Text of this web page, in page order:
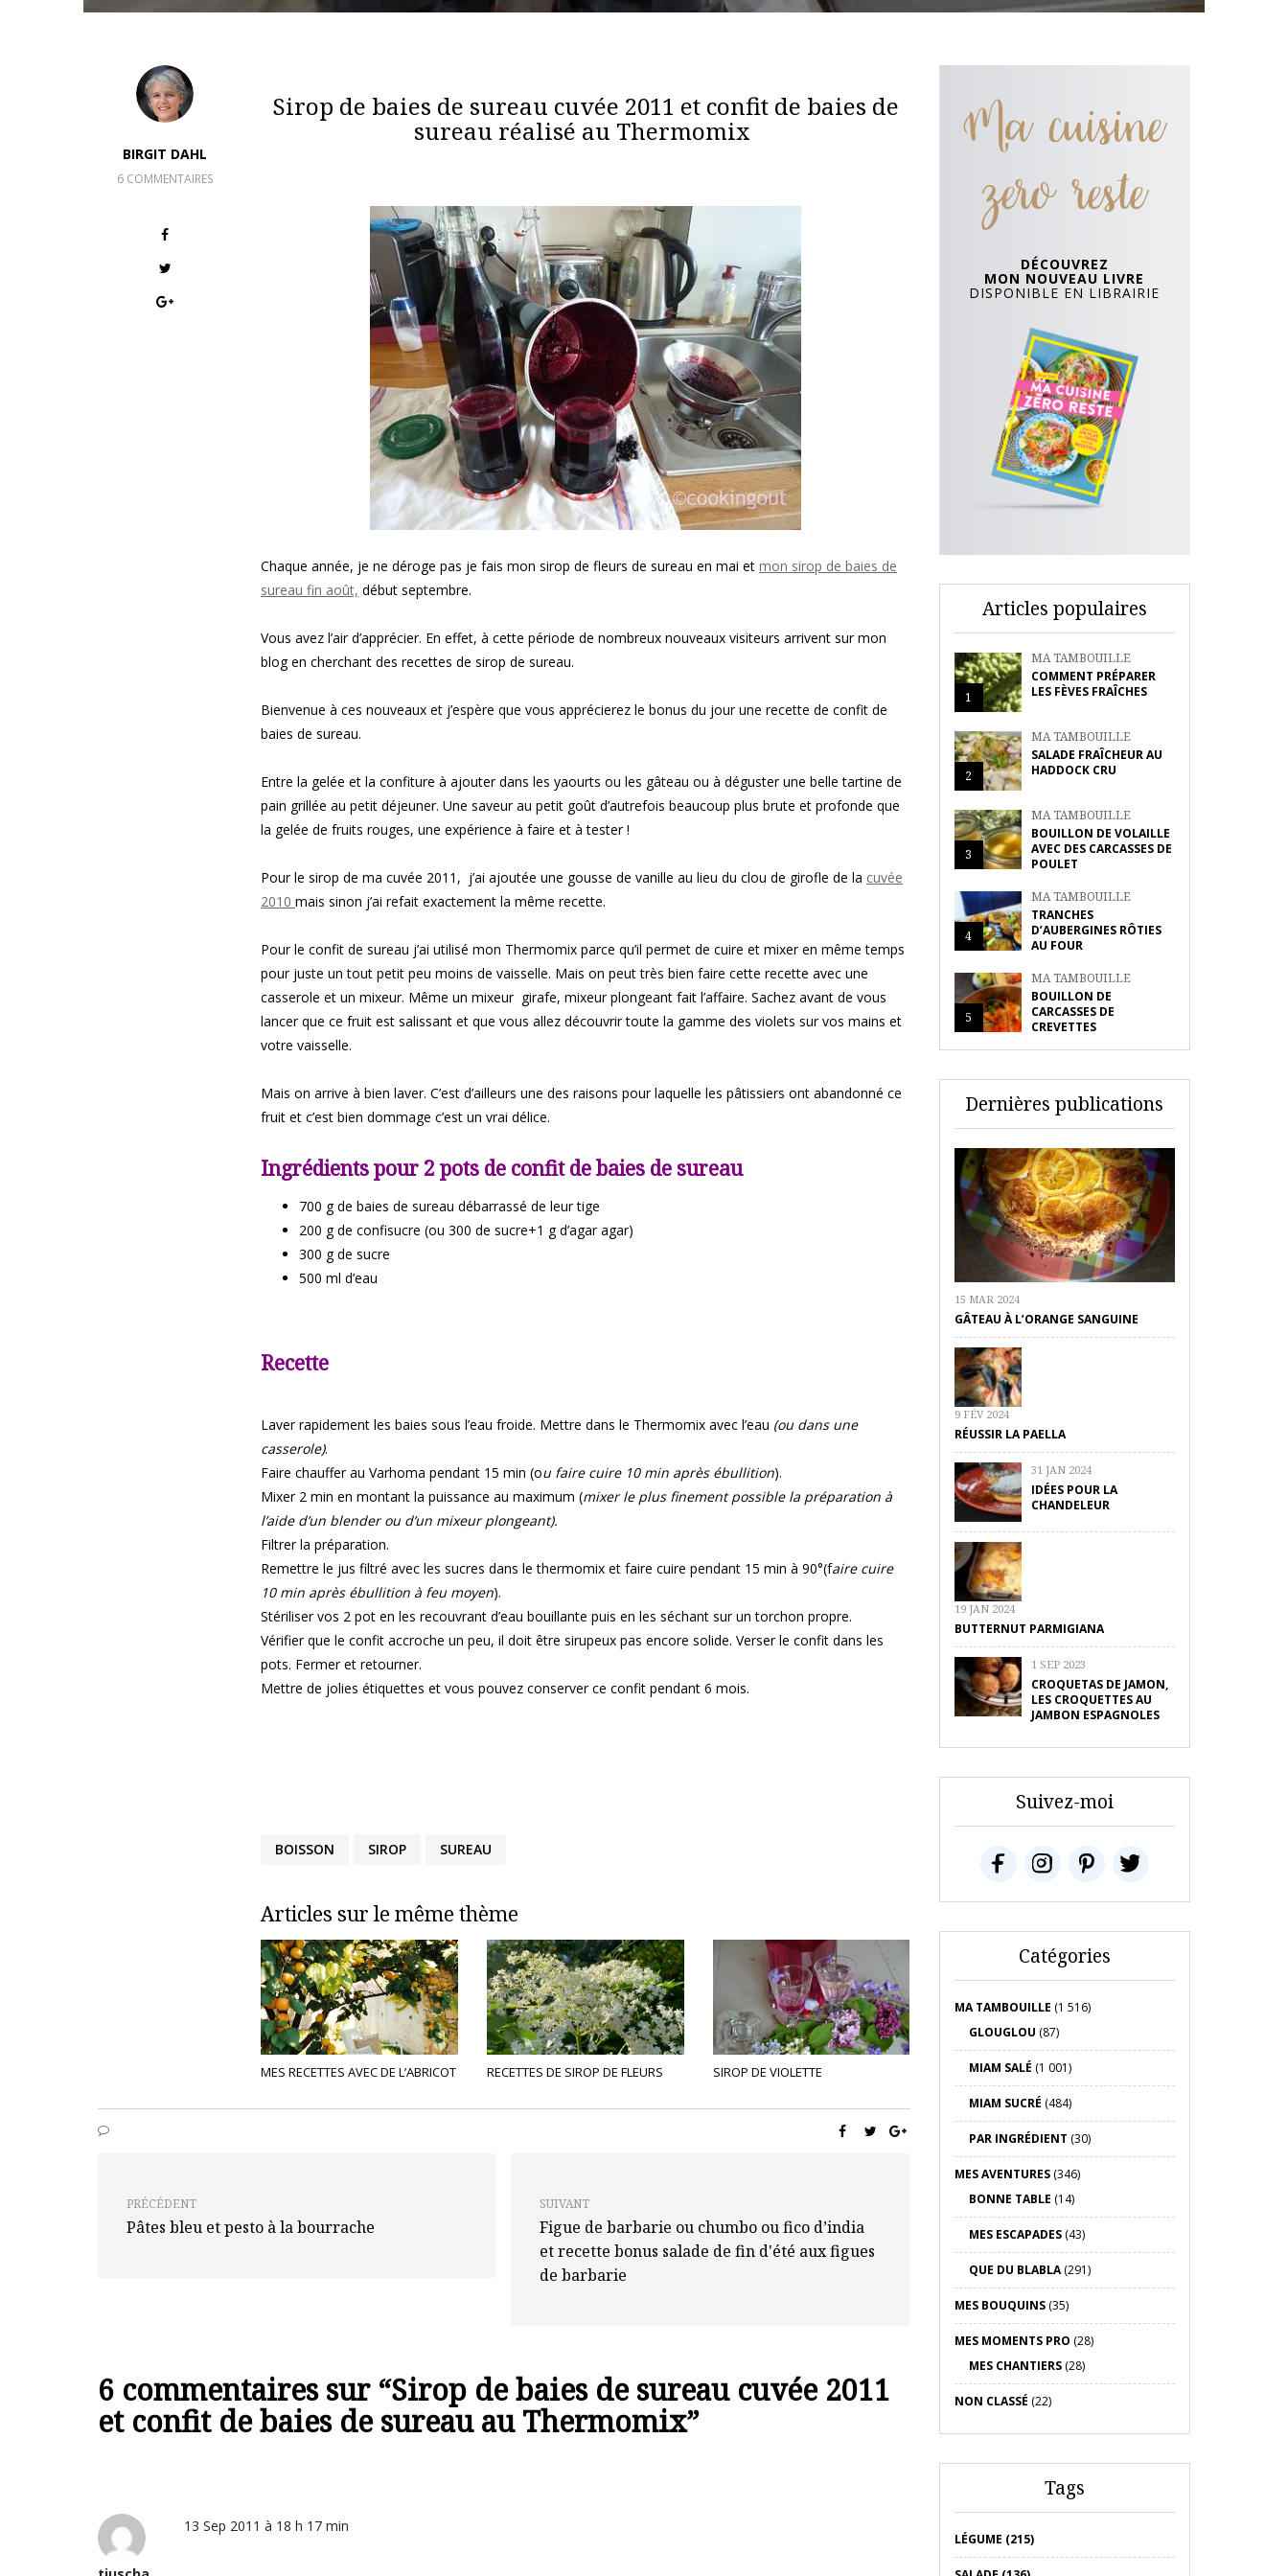
BIRGIT DAHL
6 COMMENTAIRES
Sirop de baies de sureau cuvée 2011 et confit de baies de
sureau réalisé au Thermomix
Chaque année, je ne déroge pas je fais mon sirop de fleurs de sureau en mai et mon sirop de baies de
sureau fin août, début septembre.
Vous avez l’air d’apprécier. En effet, à cette période de nombreux nouveaux visiteurs arrivent sur mon
blog en cherchant des recettes de sirop de sureau.
Bienvenue à ces nouveaux et j’espère que vous apprécierez le bonus du jour une recette de confit de
baies de sureau.
Entre la gelée et la confiture à ajouter dans les yaourts ou les gâteau ou à déguster une belle tartine de
pain grillée au petit déjeuner. Une saveur au petit goût d’autrefois beaucoup plus brute et profonde que
la gelée de fruits rouges, une expérience à faire et à tester !
Pour le sirop de ma cuvée 2011, j’ai ajoutée une gousse de vanille au lieu du clou de girofle de la cuvée
2010 mais sinon j’ai refait exactement la même recette.
Pour le confit de sureau j’ai utilisé mon Thermomix parce qu’il permet de cuire et mixer en même temps
pour juste un tout petit peu moins de vaisselle. Mais on peut très bien faire cette recette avec une
casserole et un mixeur. Même un mixeur girafe, mixeur plongeant fait l’affaire. Sachez avant de vous
lancer que ce fruit est salissant et que vous allez découvrir toute la gamme des violets sur vos mains et
votre vaisselle.
Mais on arrive à bien laver. C’est d’ailleurs une des raisons pour laquelle les pâtissiers ont abandonné ce
fruit et c’est bien dommage c’est un vrai délice.
Ingrédients pour 2 pots de confit de baies de sureau
700 g de baies de sureau débarrassé de leur tige
200 g de confisucre (ou 300 de sucre+1 g d’agar agar)
300 g de sucre
500 ml d’eau
Recette
Laver rapidement les baies sous l’eau froide. Mettre dans le Thermomix avec l’eau (ou dans une
casserole).
Faire chauffer au Varhoma pendant 15 min (ou faire cuire 10 min après ébullition).
Mixer 2 min en montant la puissance au maximum (mixer le plus finement possible la préparation à
l’aide d’un blender ou d’un mixeur plongeant).
Filtrer la préparation.
Remettre le jus filtré avec les sucres dans le thermomix et faire cuire pendant 15 min à 90°(faire cuire
10 min après ébullition à feu moyen).
Stériliser vos 2 pot en les recouvrant d’eau bouillante puis en les séchant sur un torchon propre.
Vérifier que le confit accroche un peu, il doit être sirupeux pas encore solide. Verser le confit dans les
pots. Fermer et retourner.
Mettre de jolies étiquettes et vous pouvez conserver ce confit pendant 6 mois.
BOISSON SIROP SUREAU
Articles sur le même thème
MES RECETTES AVEC DE L’ABRICOT RECETTES DE SIROP DE FLEURS SIROP DE VIOLETTE
PRÉCÉDENT
Pâtes bleu et pesto à la bourrache
SUIVANT
Figue de barbarie ou chumbo ou fico d’india
et recette bonus salade de fin d'été aux figues
de barbarie
6 commentaires sur “Sirop de baies de sureau cuvée 2011
et confit de baies de sureau au Thermomix”
13 Sep 2011 à 18 h 17 min
Ma cuisine
zero reste
DÉCOUVREZ
MON NOUVEAU LIVRE
DISPONIBLE EN LIBRAIRIE
Articles populaires
1
MA TAMBOUILLE
COMMENT PRÉPARER
LES FÈVES FRAÎCHES
2
MA TAMBOUILLE
SALADE FRAÎCHEUR AU
HADDOCK CRU
3
MA TAMBOUILLE
BOUILLON DE VOLAILLE
AVEC DES CARCASSES DE
POULET
4
MA TAMBOUILLE
TRANCHES
D’AUBERGINES RÔTIES
AU FOUR
5
MA TAMBOUILLE
BOUILLON DE
CARCASSES DE
CREVETTES
Dernières publications
15 MAR 2024
GÂTEAU À L’ORANGE SANGUINE
9 FÉV 2024
RÉUSSIR LA PAELLA
31 JAN 2024
IDÉES POUR LA
CHANDELEUR
19 JAN 2024
BUTTERNUT PARMIGIANA
1 SEP 2023
CROQUETAS DE JAMON,
LES CROQUETTES AU
JAMBON ESPAGNOLES
Suivez-moi
Catégories
MA TAMBOUILLE (1 516)
GLOUGLOU (87)
MIAM SALÉ (1 001)
MIAM SUCRÉ (484)
PAR INGRÉDIENT (30)
MES AVENTURES(346)
BONNE TABLE (14)
MES ESCAPADES(43)
QUE DU BLABLA(291)
MES BOUQUINS(35)
MES MOMENTS PRO (28)
MES CHANTIERS(28)
NON CLASSÉ (22)
Tags
LÉGUME (215)